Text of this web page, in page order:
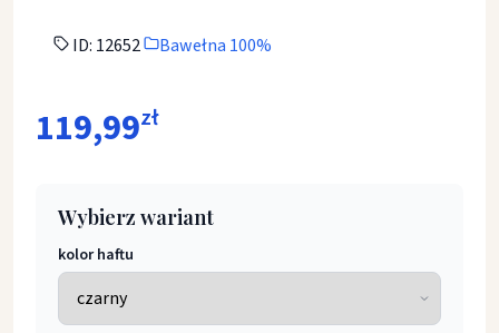
ID: 12652 Bawełna 100%
119,99zł
Wybierz wariant
kolor haftu